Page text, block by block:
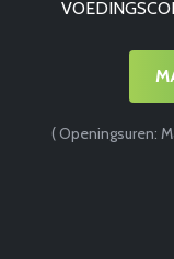
( Openingsuren: